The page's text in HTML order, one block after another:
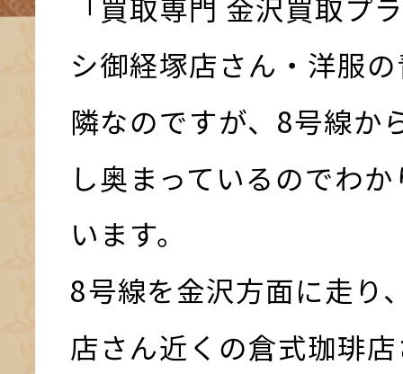
シ御経塚店さん・洋服
隣なのですが、8号線か
し奥まっているのでわ
います。
8号線を金沢方面に走り
店さん近くの倉式珈琲